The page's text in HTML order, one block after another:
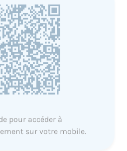
pour accéder à
sur votre mobile.